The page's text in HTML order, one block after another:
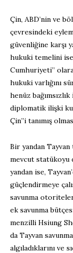
Çin, ABD’nin ve
çevresindeki
güvenliğine karşı
hukuki temelini ise
Cumhuriyeti”
hukuki varlığını
henüz
diplomatik ilişki
Çin”i tanımış
Bir yandan Tayvan
mevcut statükoyu
yandan ise,
güçlendirmeye
savunma
ek savunma
menzilli Hsiung
da Tayvan
algıladıklarını ve